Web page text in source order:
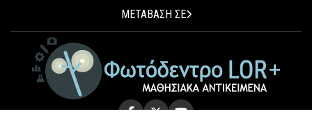
ΜΕΤΑΒΑΣΗ ΣΕ